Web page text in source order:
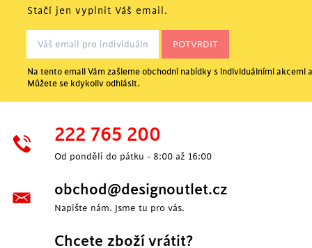
Stačí jen vyplnit Váš email.
Na tento email Vám zašleme obchodní nabídky s individuálními akcemi
Můžete se kdykoliv odhlásit.
222 765 200
Od pondělí do pátku - 8:00 až 16:00
obchod@designoutlet.cz
Napište nám. Jsme tu pro vás.
Chcete zboží vrátit?